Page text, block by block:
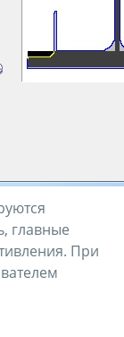
главные
При